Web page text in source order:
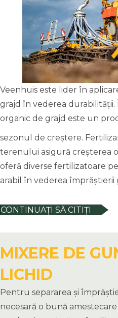
Veenhuis este lider în
grajd în vederea
organic de grajd este un
sezonul de creștere.
terenului asigură creșterea
oferă diverse fertilizatoare
arabil în vederea
CONTINUAȚI SĂ CITIȚI
MIXERE DE
LICHID
Pentru separarea și
necesară o bună